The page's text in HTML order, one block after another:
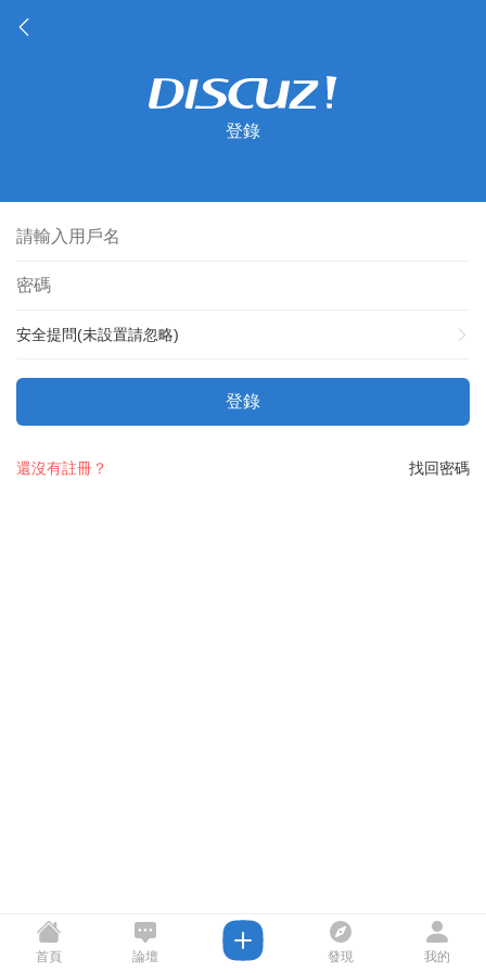
登錄
安全提問(未設置請忽略)
登錄
找回密碼
還沒有註冊？
首頁 論壇 發現 我的